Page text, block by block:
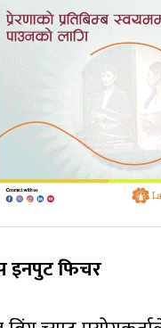
इनपुट फिचर